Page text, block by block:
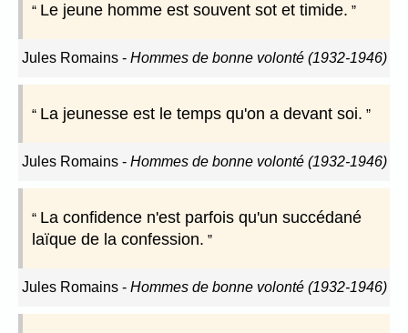
Le jeune homme est souvent sot et timide.
Jules Romains- Hommes de bonne volonté (1932-1946)
La jeunesse est le temps qu'on a devant soi.
Jules Romains- Hommes de bonne volonté (1932-1946)
La confidence n'est parfois qu'un succédané
laïque de la confession.
Jules Romains- Hommes de bonne volonté (1932-1946)